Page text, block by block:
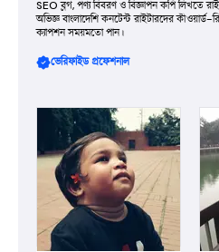
SEO ব্লগ, পণ্য বিবরণ ও বিজ্ঞাপন কপি লিখতে
অভিজ্ঞ বাংলাদেশি কনটেন্ট রাইটারদের কীওয়ার্ড-
ক্যাপশন সময়মতো পান।
ভেরিফাইড প্রফেশনাল